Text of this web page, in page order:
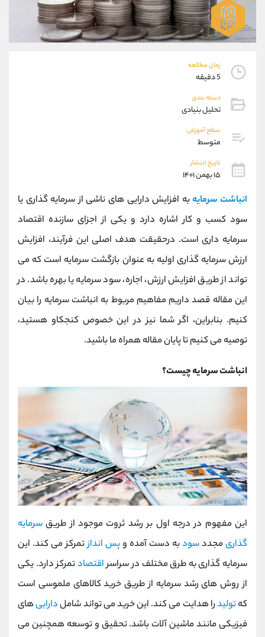
زمان مطالعه
5 دقیقه
دسته بندی
تحلیل بنیادی
سطح آموزش
متوسط
تاریخ انتشار
۱۵ بهمن ۱۴۰۱
انباشت سرمایهبه افزایش دارایی های ناشی از سرمایه گذاری یا
سود کسب و کار اشاره دارد و یکی از اجزای سازنده اقتصاد
سرمایه داری است. درحقیقت هدف اصلی این فرآیند، افزایش
ارزش سرمایه گذاری اولیه به عنوان بازگشت سرمایه است که می
تواند از طریق افزایش ارزش، اجاره، سود سرمایه یا بهره باشد. در
این مقاله قصد داریم مفاهیم مربوط به انباشت سرمایه را بیان
کنیم. بنابراین، اگر شما نیز در این خصوص کنجکاو هستید،
توصیه می کنیم تا پایان مقاله همراه ما باشید.
انباشت سرمایه چیست؟
این مفهوم در درجه اول بر رشد ثروت موجود از طریق سرمایه
گذاریمجددسودبه دست آمده وپس اندازتمرکز می کند. این
سرمایه گذاری به طرق مختلف در سراسراقتصادتمرکز دارد. یکی
از روش های رشد سرمایه از طریق خرید کالاهای ملموسی است
کهتولیدرا هدایت می کند. این خرید می تواند شاملداراییهای
فیزیکی مانند ماشین آلات باشد. تحقیق و توسعه همچنین می
09927779040
واتساپ شروع گفتگو
تلگرام @Armteam_admin_por
پشتیبان فروش
موبایل
واتساپ
داخلی
اطلاعات تماس (دفتر فروش)
تلفن 021-22021030
بدون پیش شماره 90001030
اینستاگرام @alireza.mehrabii
کانال تلگرام @alirezamehrabi_com